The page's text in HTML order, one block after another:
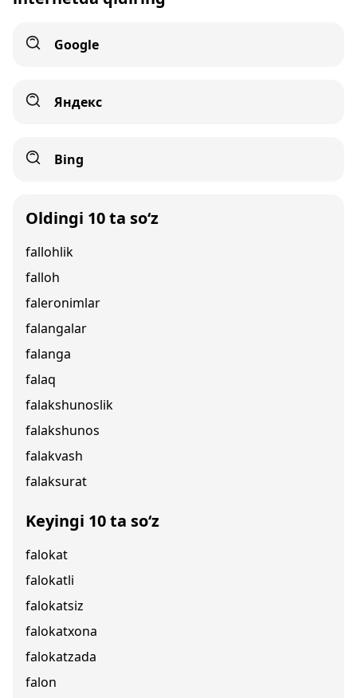
Google
Яндекс
Bing
Oldingi 10 ta so‘z
fallohlik
falloh
faleronimlar
falangalar
falanga
falaq
falakshunoslik
falakshunos
falakvash
falaksurat
Keyingi 10 ta so‘z
falokat
falokatli
falokatsiz
falokatxona
falokatzada
falon